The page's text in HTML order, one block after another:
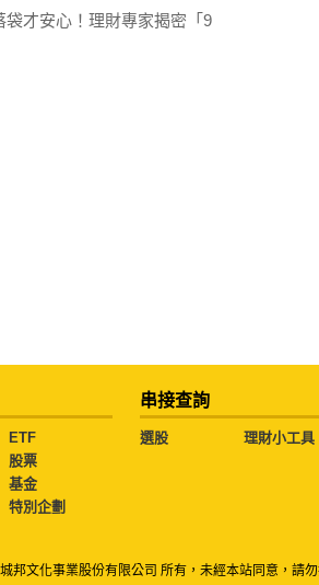
袋才安心！理財專家揭密「9
ETF
股票
基金
特別企劃
串接查詢
選股 理財小工具
邦文化事業股份有限公司 所有，未經本站同意，請